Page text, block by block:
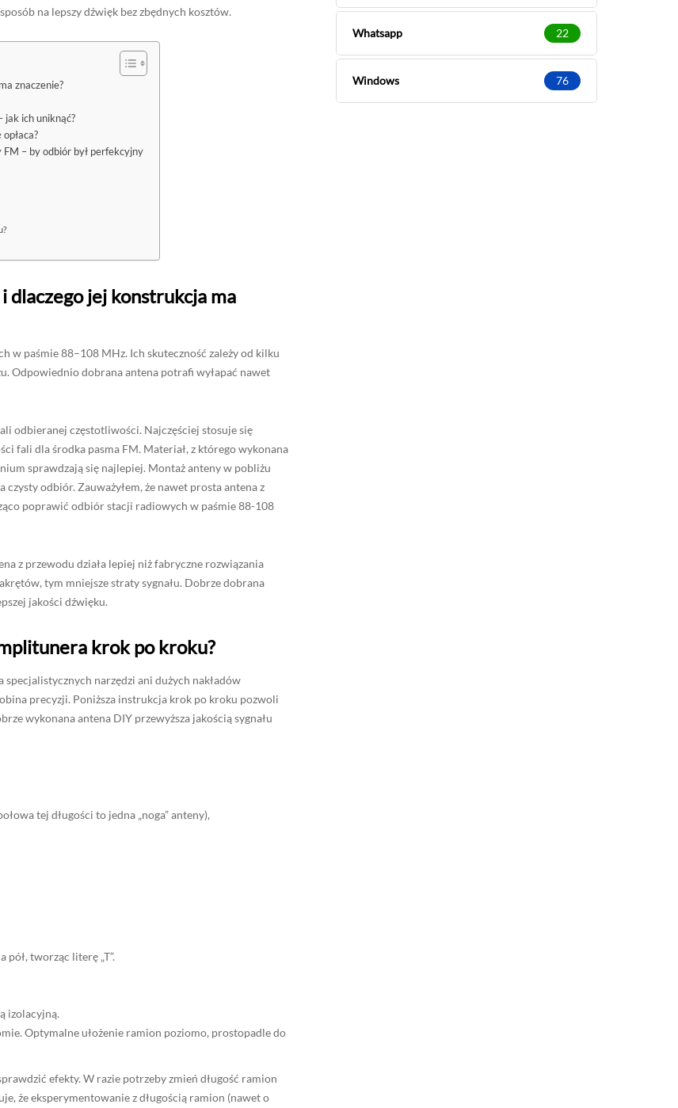
na lepszy dźwięk bez zbędnych kosztów.
znaczenie?
jak ich uniknąć?
– by odbiór był perfekcyjny
dlaczego jej konstrukcja ma
paśmie 88–108 MHz. Ich skuteczność zależy od kilku
Odpowiednio dobrana antena potrafi wyłapać nawet
odbieranej częstotliwości. Najczęściej stosuje się
fali dla środka pasma FM. Materiał, z którego wykonana
sprawdzają się najlepiej. Montaż anteny w pobliżu
odbiór. Zauważyłem, że nawet prosta antena z
poprawić odbiór stacji radiowych w paśmie 88-108
z przewodu działa lepiej niż fabryczne rozwiązania
tym mniejsze straty sygnału. Dobrze dobrana
jakości dźwięku.
krok po kroku?
narzędzi ani dużych nakładów
precyzji. Poniższa instrukcja krok po kroku pozwoli
wykonana antena DIY przewyższa jakością sygnału
tej długości to jedna „noga” anteny),
pół, tworząc literę „T”.
izolacyjną.
Optymalne ułożenie ramion poziomo, prostopadle do
efekty. W razie potrzeby zmień długość ramion
że eksperymentowanie z długością ramion (nawet o
Whatsapp 22
Windows 76